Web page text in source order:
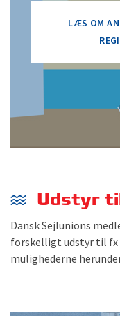
LÆS OM
Udstyr
Dansk Sejlunions
forskelligt udstyr til fx
mulighederne